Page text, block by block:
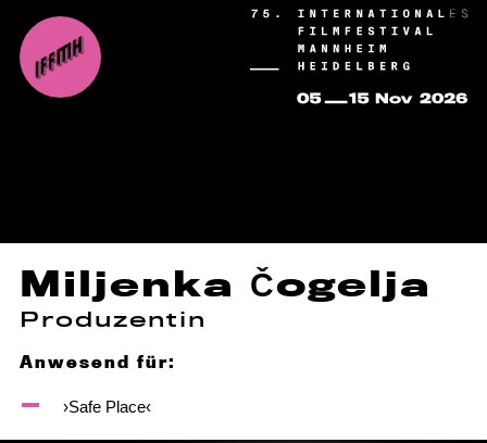
Miljenka Čogelja
Produzentin
Anwesend für:
›Safe Place‹